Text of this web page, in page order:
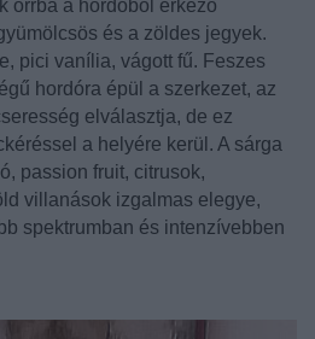
orrba a hordóból érkező
és a zöldes jegyek.
pici vanília, vágott fű. Feszes
hordóra épül a szerkezet, az
elválasztja, de ez
a helyére kerül. A sárga
passion fruit, citrusok,
villanások izgalmas elegye,
spektrumban és intenzívebben